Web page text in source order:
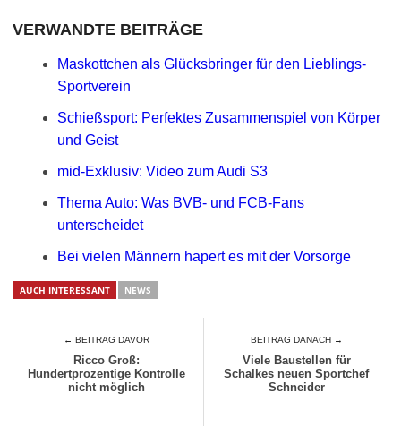
VERWANDTE BEITRÄGE
Maskottchen als Glücksbringer für den Lieblings-
Sportverein
Schießsport: Perfektes Zusammenspiel von Körper
und Geist
mid-Exklusiv: Video zum Audi S3
Thema Auto: Was BVB- und FCB-Fans
unterscheidet
Bei vielen Männern hapert es mit der Vorsorge
AUCH INTERESSANT NEWS
← BEITRAG DAVOR
Ricco Groß:
Hundertprozentige Kontrolle
nicht möglich
BEITRAG DANACH →
Viele Baustellen für
Schalkes neuen Sportchef
Schneider